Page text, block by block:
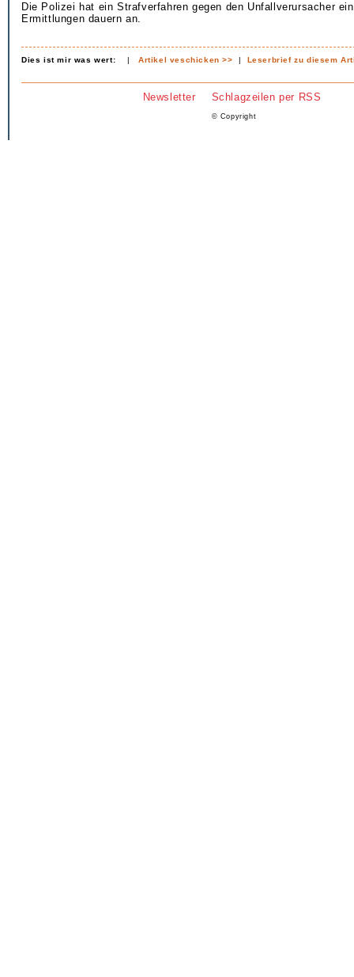
Die Polizei hat ein Strafverfahren gegen den Unfallverursacher
Ermittlungen dauern an.
Dies ist mir was wert: |Artikel veschicken >> | Leserbrief zu diesem
Newsletter Schlagzeilen per RSS
© Copyright